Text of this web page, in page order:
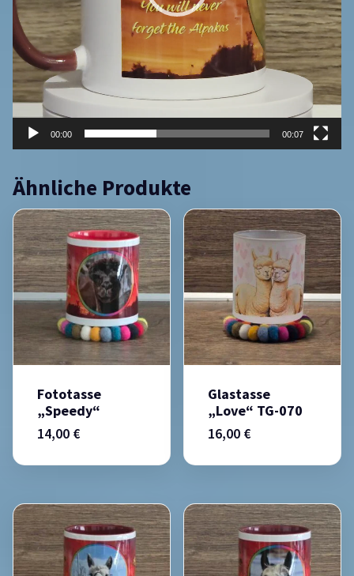
00:00 00:07
Ähnliche Produkte
Fototasse
„Speedy“
14,00 €
Glastasse
„Love“ TG-070
16,00 €